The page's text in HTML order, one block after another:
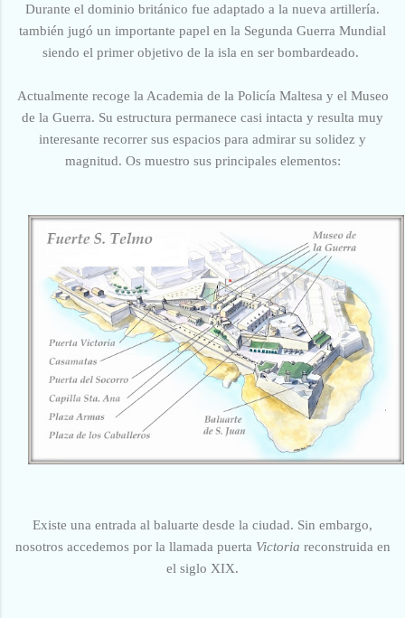
Durante el dominio británico fue adaptado a la nueva artillería.
también jugó un importante papel en la Segunda Guerra Mundial
siendo el primer objetivo de la isla en ser bombardeado.
Actualmente recoge la Academia de la Policía Maltesa y el Museo
de la Guerra. Su estructura permanece casi intacta y resulta muy
interesante recorrer sus espacios para admirar su solidez y
magnitud. Os muestro sus principales elementos:
Existe una entrada al baluarte desde la ciudad. Sin embargo,
nosotros accedemos por la llamada puerta Victoria reconstruida en
el siglo XIX.